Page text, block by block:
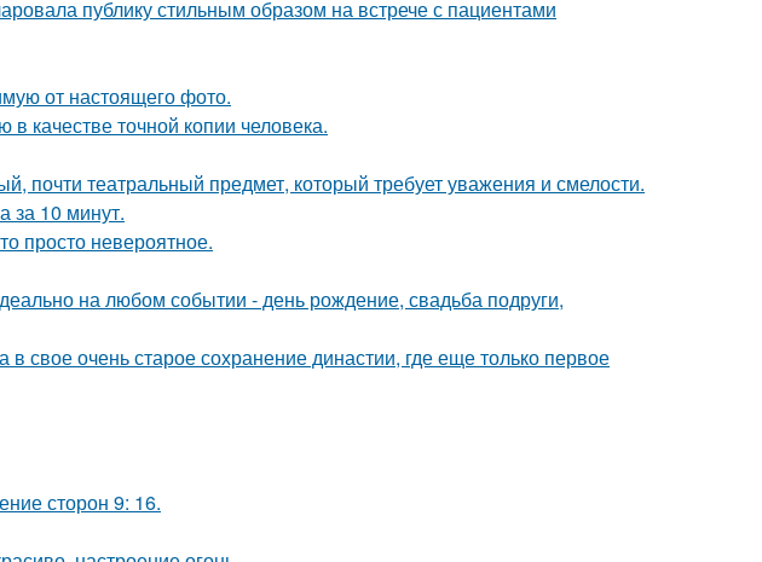
публику стильным образом на встрече с пациентами
от настоящего фото.
качестве точной копии человека.
почти театральный предмет, который требует уважения и смелости.
за 10 минут.
просто невероятное.
на любом событии - день рождение, свадьба подруги,
свое очень старое сохранение династии, где еще только первое
сторон 9: 16.